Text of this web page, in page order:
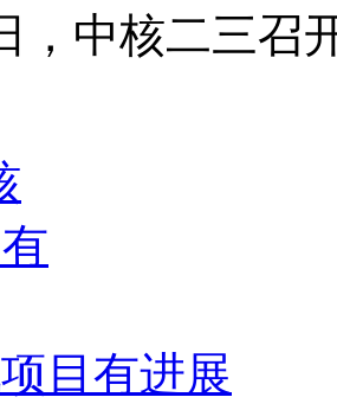
，中核二三召
目有进展